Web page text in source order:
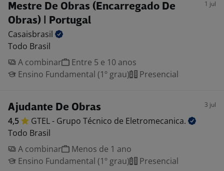
Mestre De Obras (Encarregado De
Obras) | Portugal
1 jul
Casaisbrasil
Todo Brasil
A combinar
Entre 5 e 10 anos
Ensino Fundamental (1º grau)
Presencial
Ajudante De Obras 3 jul
4,5 GTEL - Grupo Técnico de Eletromecanica.
Todo Brasil
A combinar
Menos de 1 ano
Ensino Fundamental (1º grau)
Presencial